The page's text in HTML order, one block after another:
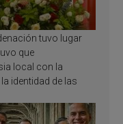
tuvo lugar
que
local con la
identidad de las